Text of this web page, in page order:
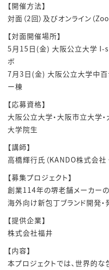
【開催方法】
対面（2回）及びオンライン（
【対面開催場所】
5月15日(金) 大阪公立大学 I-
ボ
7月3日(金) 大阪公立大学中百
ー棟
【応募資格】
大阪公立大学・大阪市立大学
大学院生
【講師】
高橋輝行氏（KANDO株式会社
【募集プロジェクト】
創業114年の堺老舗メーカーの
海外向け新包丁ブランド開発・
【提供企業】
株式会社福井
【内容】
本プロジェクトでは、世界的な